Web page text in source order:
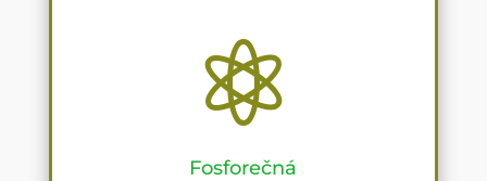

Fosforečná